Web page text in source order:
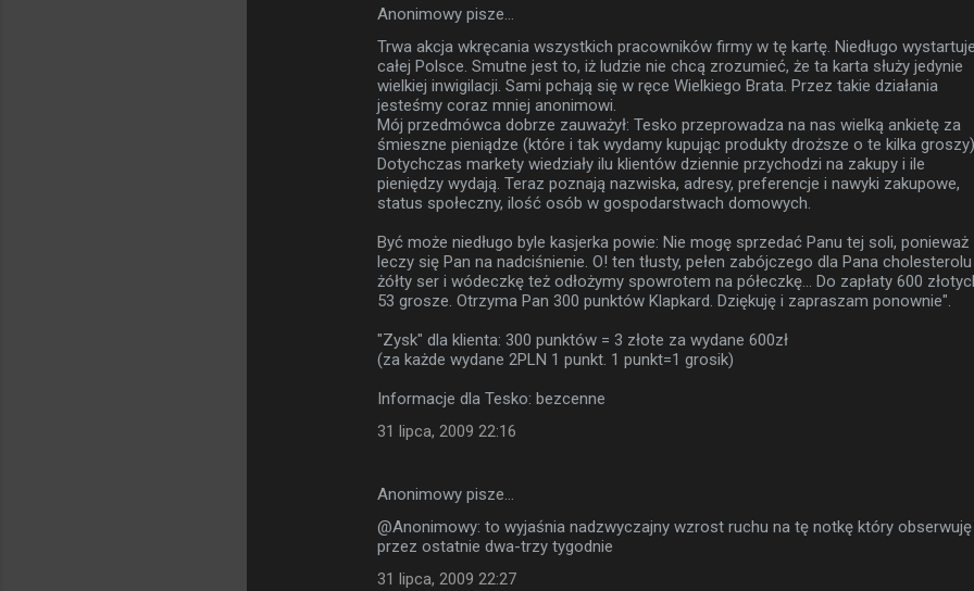
Anonimowy pisze…
Trwa akcja wkręcania wszystkich pracowników firmy w tę kartę. Niedługo
całej Polsce. Smutne jest to, iż ludzie nie chcą zrozumieć, że ta karta służy jedynie
wielkiej inwigilacji. Sami pchają się w ręce Wielkiego Brata. Przez takie działania
jesteśmy coraz mniej anonimowi.
Mój przedmówca dobrze zauważył: Tesko przeprowadza na nas wielką ankietę za
śmieszne pieniądze (które i tak wydamy kupując produkty droższe o te kilka
Dotychczas markety wiedziały ilu klientów dziennie przychodzi na zakupy i ile
pieniędzy wydają. Teraz poznają nazwiska, adresy, preferencje i nawyki zakupowe,
status społeczny, ilość osób w gospodarstwach domowych.
Być może niedługo byle kasjerka powie: Nie mogę sprzedać Panu tej soli, ponieważ
leczy się Pan na nadciśnienie. O! ten tłusty, pełen zabójczego dla Pana cholesterolu
żółty ser i wódeczkę też odłożymy spowrotem na półeczkę... Do zapłaty 600
53 grosze. Otrzyma Pan 300 punktów Klapkard. Dziękuję i zapraszam ponownie".
"Zysk" dla klienta: 300 punktów = 3 złote za wydane 600zł
(za każde wydane 2PLN 1 punkt. 1 punkt=1 grosik)
Informacje dla Tesko: bezcenne
31 lipca, 2009 22:16
Anonimowy pisze…
@Anonimowy: to wyjaśnia nadzwyczajny wzrost ruchu na tę notkę który obserwuję
przez ostatnie dwa-trzy tygodnie
31 lipca, 2009 22:27